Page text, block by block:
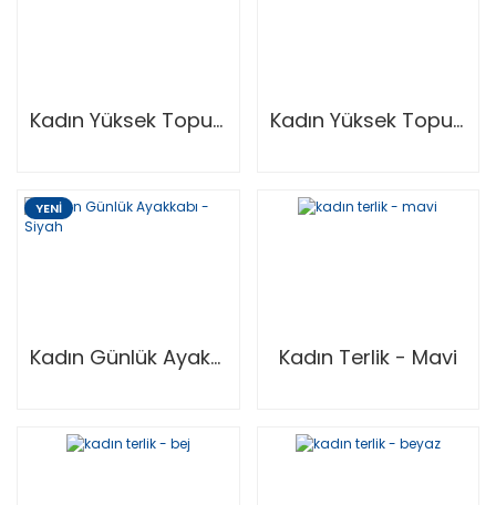
Kadın Yüksek Topuk Yazlık Ayakkabı - Parlak Siyah Kadın Yüksek Topuk Yazlık Ayakkabı - Açık Pembe
YENİ
Kadın Günlük Ayakkabı - Siyah Kadın Terlik - Mavi